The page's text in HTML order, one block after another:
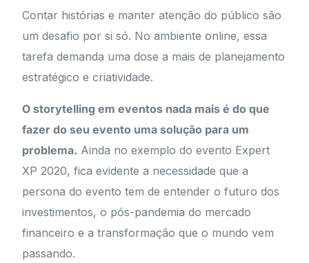
Contar histórias e manter atenção do público são
um desafio por si só. No ambiente online, essa
tarefa demanda uma dose a mais de planejamento
estratégico e criatividade.
O storytelling em eventos nada mais é do que
fazer do seu evento uma solução para um
problema. Ainda no exemplo do evento Expert
XP 2020, fica evidente a necessidade que a
persona do evento tem de entender o futuro dos
investimentos, o pós-pandemia do mercado
financeiro e a transformação que o mundo vem
passando.